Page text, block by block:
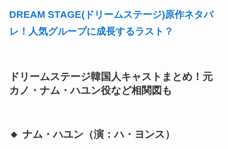
DREAM STAGE(ドリームステージ)原作ネタバ
レ！人気グループに成長するラスト？
ドリームステージ韓国人キャストまとめ！元
カノ・ナム・ハユン役など相関図も
🔸 ナム・ハユン（演：ハ・ヨンス）